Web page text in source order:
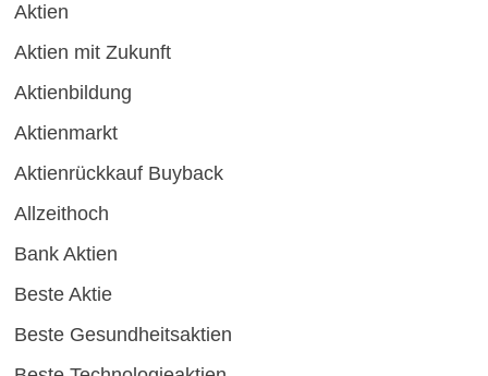
Aktien
Aktien mit Zukunft
Aktienbildung
Aktienmarkt
Aktienrückkauf Buyback
Allzeithoch
Bank Aktien
Beste Aktie
Beste Gesundheitsaktien